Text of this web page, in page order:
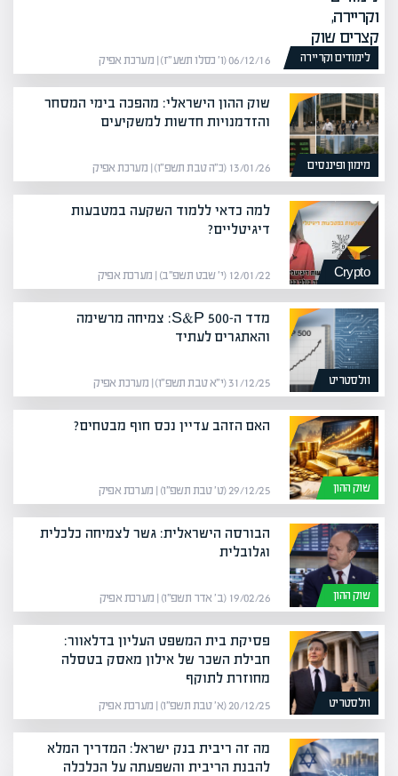
לימודים וקריירה 06/12/16 (ו׳ כסלו תשע״ז) | מערכת אפיק
מימון ופיננסים
שוק ההון הישראלי: מהפכה בימי המסחר
והזדמנויות חדשות למשקיעים
13/01/26 (כ״ה טבת תשפ״ו) | מערכת אפיק
Crypto
למה כדאי ללמוד השקעה במטבעות
דיגיטליים?
12/01/22 (י׳ שבט תשפ״ב) | מערכת אפיק
וולסטריט
מדד ה-S&P 500: צמיחה מרשימה
והאתגרים לעתיד
31/12/25 (י״א טבת תשפ״ו) | מערכת אפיק
שוק ההון
האם הזהב עדיין נכס חוף מבטחים?
29/12/25 (ט׳ טבת תשפ״ו) | מערכת אפיק
שוק ההון
הבורסה הישראלית: גשר לצמיחה כלכלית
וגלובלית
19/02/26 (ב׳ אדר תשפ״ו) | מערכת אפיק
וולסטריט
פסיקת בית המשפט העליון בדלאוור:
חבילת השכר של אילון מאסק בטסלה
מחוזרת לתוקף
20/12/25 (א׳ טבת תשפ״ו) | מערכת אפיק
מה זה ריבית בנק ישראל: המדריך המלא
להבנת הריבית והשפעתה על הכלכלה